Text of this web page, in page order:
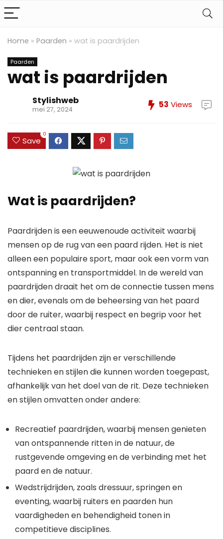
Home » Paarden » wat is paardrijden
Paarden
wat is paardrijden
Stylishweb
mei 27, 2024 53 Views
Save
0
Wat is paardrijden?
Paardrijden is een eeuwenoude activiteit waarbij
mensen op de rug van een paard rijden. Het is niet
alleen een populaire sport, maar ook een vorm van
ontspanning en transportmiddel. In de wereld van
paardrijden draait het om de connectie tussen mens
en dier, evenals om de beheersing van het paard
door de ruiter, waarbij respect en begrip voor het
dier centraal staan.
Tijdens het paardrijden zijn er verschillende
technieken en stijlen die kunnen worden toegepast,
afhankelijk van het doel van de rit. Deze technieken
en stijlen omvatten onder andere:
Recreatief paardrijden, waarbij mensen genieten
van ontspannende ritten in de natuur, de
rustgevende omgeving en de verbinding met het
paard en de natuur.
Wedstrijdrijden, zoals dressuur, springen en
eventing, waarbij ruiters en paarden hun
vaardigheden en behendigheid tonen in
competitieve disciplines.